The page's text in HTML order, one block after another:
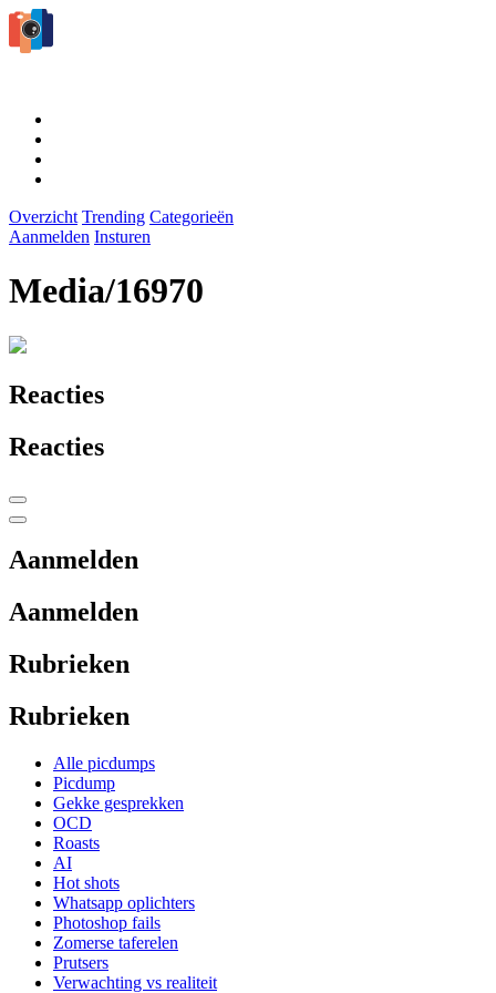
Overzicht Trending Categorieën
Aanmelden Insturen
Media/16970
Reacties
Reacties
Aanmelden
Aanmelden
Rubrieken
Rubrieken
Alle picdumps
Picdump
Gekke gesprekken
OCD
Roasts
AI
Hot shots
Whatsapp oplichters
Photoshop fails
Zomerse taferelen
Prutsers
Verwachting vs realiteit